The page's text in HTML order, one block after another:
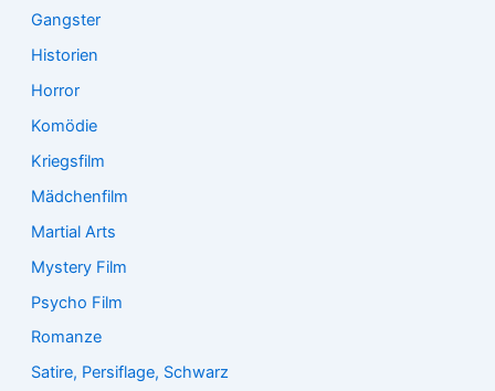
Gangster
Historien
Horror
Komödie
Kriegsfilm
Mädchenfilm
Martial Arts
Mystery Film
Psycho Film
Romanze
Satire, Persiflage, Schwarz